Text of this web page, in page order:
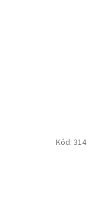
Kód: 314